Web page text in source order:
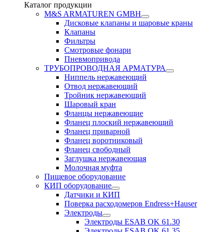
Каталог продукции
М&S ARMATUREN GMBH
Дисковые клапаны и шаровые краны
Клапаны
Фильтры
Смотровые фонари
Пневмопривода
ТРУБОПРОВОДНАЯ АРМАТУРА
Ниппель нержавеющий
Отвод нержавеющий
Тройник нержавеющий
Шаровый кран
Фланцы нержавеющие
Фланец плоский нержавеющий
Фланец приварной
Фланец воротниковый
Фланец свободный
Заглушка нержавеющая
Молочная муфта
Пищевое оборудование
КИП оборудование
Датчики и КИП
Поверка расходомеров Endress+Hauser
Электроды
Электроды ESAB OK 61.30